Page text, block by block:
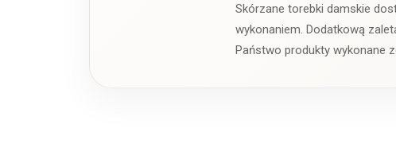
Skórzane torebki damskie
wykonaniem. Dodatkową
Państwo produkty wykonane